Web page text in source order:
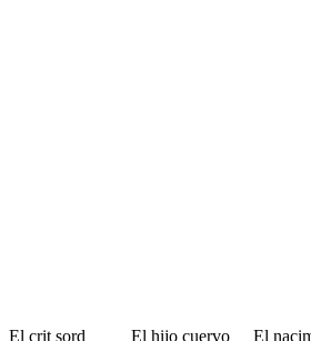
El crit sord
El hijo cuervo
El